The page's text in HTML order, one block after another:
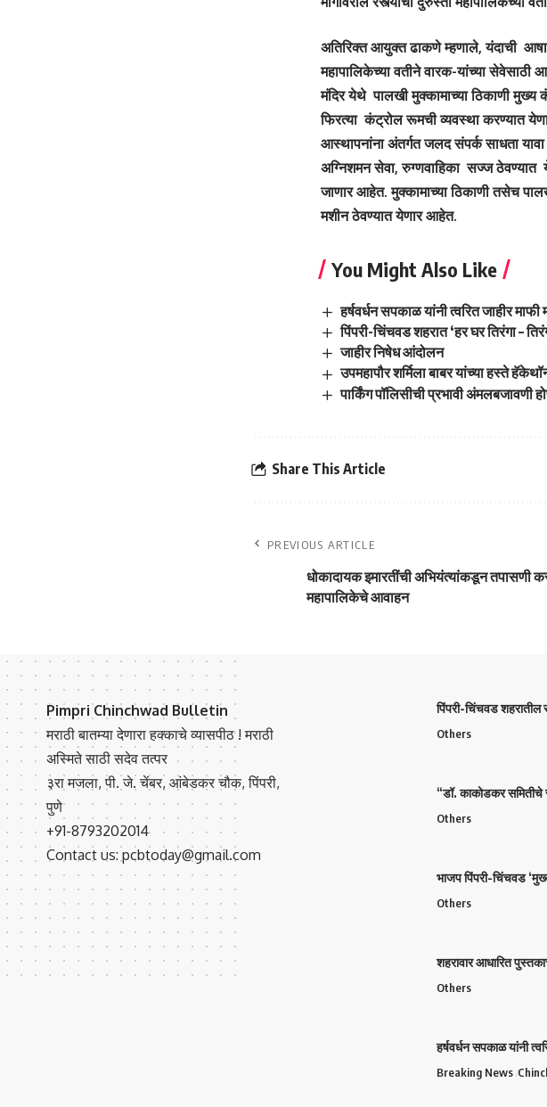
अतिरिक्त आयुक्त ढाकणे म्हणाले, यंदाची
महापालिकेच्या वतीने वारक-यांच्या सेवेसाठी
मंदिर येथे पालखी मुक्कामाच्या ठिकाणी मुख्य
फिरत्या कंट्रोल रूमची व्यवस्था करण्यात
आस्थापनांना अंतर्गत जलद संपर्क साधता
अग्निशमन सेवा, रुग्णवाहिका सज्ज ठेवण्यात
जाणार आहेत. मुक्कामाच्या ठिकाणी तसेच
मशीन ठेवण्यात येणार आहेत.
You Might Also Like
हर्षवर्धन सपकाळ यांनी त्वरित जाहीर
पिंपरी-चिंचवड शहरात ‘हर घर तिरंगा –
जाहीर निषेध आंदोलन
उपमहापौर शर्मिला बाबर यांच्या हस्ते
पार्किंग पॉलिसीची प्रभावी अंमलबजावणी
Share This Article
PREVIOUS ARTICLE
धोकादायक इमारतींची अभियंत्यांकडून तपासणी
महापालिकेचे आवाहन
Pimpri Chinchwad Bulletin
मराठी बातम्या देणारा हक्काचे व्यासपीठ ! मराठी
अस्मिते साठी सदेव तत्पर
३रा मजला, पी. जे. चेंबर, आंबेडकर चौक, पिंपरी,
पुणे
+91-8793202014
Contact us: pcbtoday@gmail.com
पिंपरी-चिंचवड शहरातील
Others
“डॉ. काकोडकर समितीचे
Others
भाजप पिंपरी-चिंचवड
Others
शहरावार आधारित
Others
हर्षवर्धन सपकाळ यांनी
Breaking News